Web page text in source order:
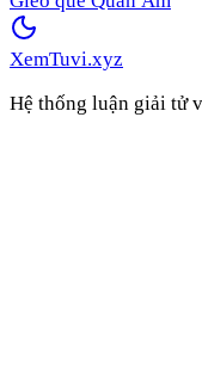
XemTuvi.xyz
Hệ thống luận giải tử